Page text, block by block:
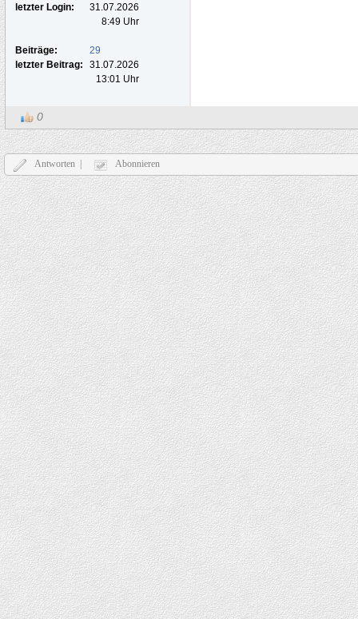
letzter Login:
31.07.2026
8:49 Uhr
Beiträge:
29
letzter Beitrag:
31.07.2026
13:01 Uhr
0
Antworten | Abonnieren